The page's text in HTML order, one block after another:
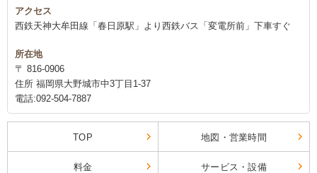
アクセス
西鉄天神大牟田線「春日原駅」より西鉄バス「変電所前」下車すぐ
所在地
〒 816-0906
住所 福岡県大野城市中3丁目1-37
電話:092-504-7887
TOP 地図・営業時間
料金 サービス・設備